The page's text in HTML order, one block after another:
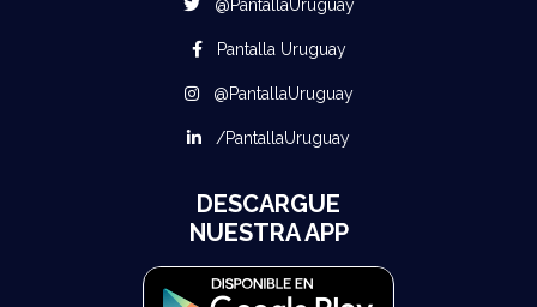
@PantallaUruguay
Pantalla Uruguay
@PantallaUruguay
/PantallaUruguay
DESCARGUE
NUESTRA APP